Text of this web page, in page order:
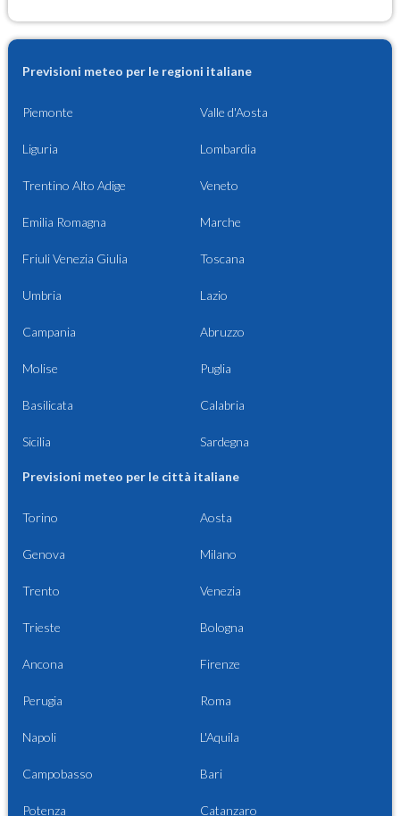
Previsioni meteo per le regioni italiane
Piemonte Valle d'Aosta
Liguria Lombardia
Trentino Alto Adige Veneto
Emilia Romagna Marche
Friuli Venezia Giulia Toscana
Umbria Lazio
Campania Abruzzo
Molise Puglia
Basilicata Calabria
Sicilia Sardegna
Previsioni meteo per le città italiane
Torino Aosta
Genova Milano
Trento Venezia
Trieste Bologna
Ancona Firenze
Perugia Roma
Napoli L'Aquila
Campobasso Bari
Potenza Catanzaro